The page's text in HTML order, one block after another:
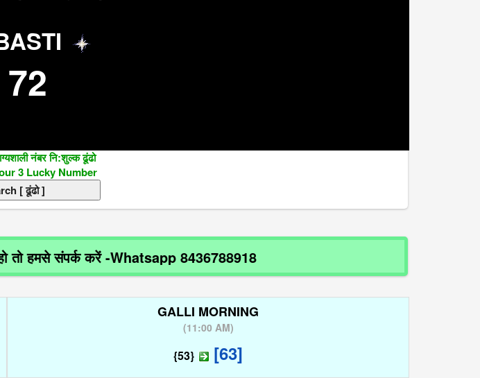
72
नंबर नि:शुल्क ढूंढो
3 Lucky Number
हमसे संपर्क करें -Whatsapp 8436788918
GALLI MORNING
(11:00 AM)
{53} [63]